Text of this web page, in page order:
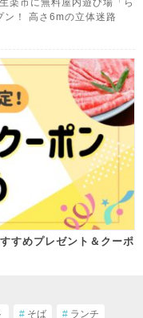
ン！ 高さ6mの立体迷路
すめプレゼント＆クーポ
# そば # ランチ